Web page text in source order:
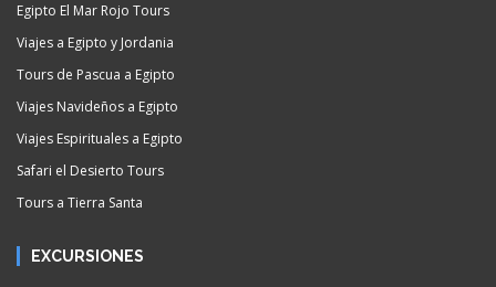
Egipto El Mar Rojo Tours
Viajes a Egipto y Jordania
Tours de Pascua a Egipto
Viajes Navideños a Egipto
Viajes Espirituales a Egipto
Safari el Desierto Tours
Tours a Tierra Santa
EXCURSIONES